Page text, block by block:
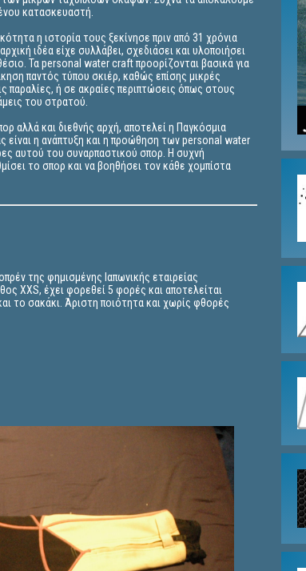
κατασκευαστή.
η ιστορία τους ξεκίνησε πριν από 31 χρόνια
ιδέα είχε συλλάβει, σχεδιάσει και υλοποιήσει
Τα personal water craft προορίζονται βασικά για
παντός τύπου σκιέρ, καθώς επίσης μικρές
παραλίες, ή σε ακραίες περιπτώσεις όπως στους
του στρατού.
αλλά και διεθνής αρχή, αποτελεί η Παγκόσμια
η ανάπτυξη και η προώθηση των personal water
αυτού του συναρπαστικού σπορ. Η συχνή
το σπορ και να βοηθήσει τον κάθε χομπίστα
της φημισμένης Ιαπωνικής εταιρείας
XXS, έχει φορεθεί 5 φορές και αποτελείται
το σακάκι. Άριστη ποιότητα και χωρίς φθορές